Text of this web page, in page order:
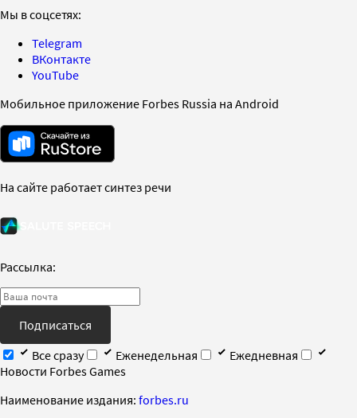
Мы в соцсетях:
Telegram
ВКонтакте
YouTube
Мобильное приложение Forbes Russia на Android
На сайте работает синтез речи
Рассылка:
Подписаться
Все сразу
Еженедельная
Ежедневная
Новости Forbes Games
Наименование издания: forbes.ru